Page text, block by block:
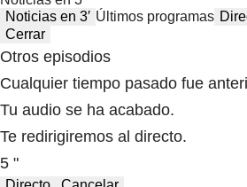
Noticias en 3′ Últimos programas
Cerrar
Otros episodios
Cualquier tiempo pasado fue
Tu audio se ha acabado.
Te redirigiremos al directo.
5 "